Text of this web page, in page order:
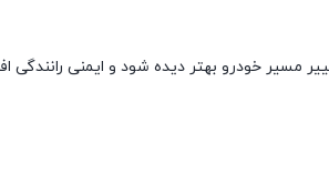
مسیر خودرو بهتر دیده شود و ایمنی رانندگی